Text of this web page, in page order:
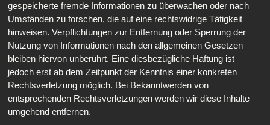
gespeicherte fremde Informationen zu überwachen oder nach
Umständen zu forschen, die auf eine rechtswidrige Tätigkeit
hinweisen. Verpflichtungen zur Entfernung oder Sperrung der
Nutzung von Informationen nach den allgemeinen Gesetzen
bleiben hiervon unberührt. Eine diesbezügliche Haftung ist
jedoch erst ab dem Zeitpunkt der Kenntnis einer konkreten
Rechtsverletzung möglich. Bei Bekanntwerden von
entsprechenden Rechtsverletzungen werden wir diese Inhalte
umgehend entfernen.